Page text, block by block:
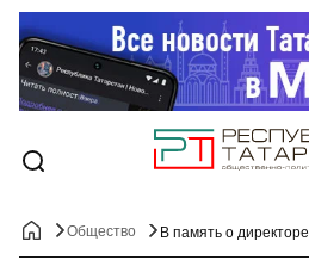
Общество В память о директоре